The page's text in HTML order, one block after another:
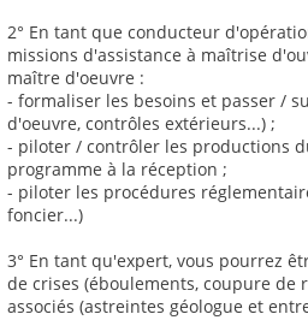
2° En tant que conducteur
missions d'assistance à maîtrise
maître d'oeuvre :
- formaliser les besoins et passer /
d'oeuvre, contrôles extérieurs...) ;
- piloter / contrôler les productions
programme à la réception ;
- piloter les procédures
foncier...)
3° En tant qu'expert, vous pourrez
de crises (éboulements, coupure de
associés (astreintes géologue et